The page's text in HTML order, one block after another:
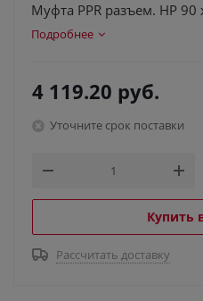
Муфта PPR разъем. НР 90
Подробнее
4 119.20 руб.
Уточните срок поставки
Купить
Рассчитать доставку